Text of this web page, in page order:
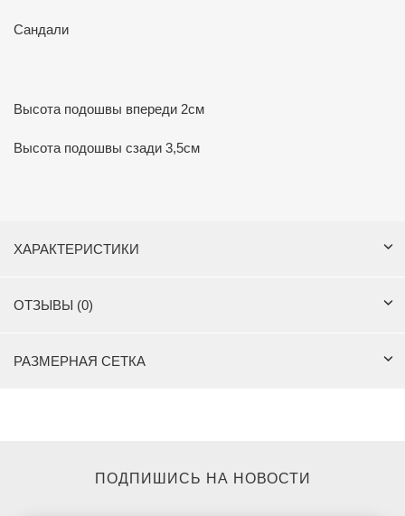
Сандали
Высота подошвы впереди 2см
Высота подошвы сзади 3,5см
ХАРАКТЕРИСТИКИ
ОТЗЫВЫ (0)
РАЗМЕРНАЯ СЕТКА
ПОДПИШИСЬ НА НОВОСТИ